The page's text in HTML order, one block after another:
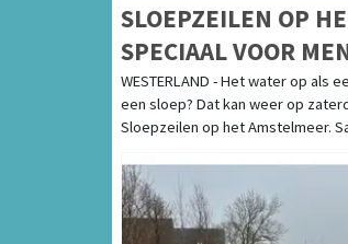
SLOEPZEILEN OP
SPECIAAL VOOR
BEPERKING
WESTERLAND - Het water op als
een sloep? Dat kan weer op
Sloepzeilen op het Amstelmeer.